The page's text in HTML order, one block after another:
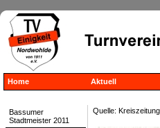
Home Aktuell
Quelle:
Bassumer
Stadtmeister 2011